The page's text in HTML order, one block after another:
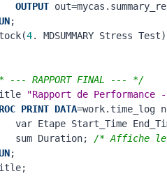
OUTPUT
;
4. MDSUMMARY Stress
--- RAPPORT FINAL --- */
"Rapport de Performance
PRINT DATA=work.time_log
var Etape Start_Time
    sum Duration;
/* Affiche le
;